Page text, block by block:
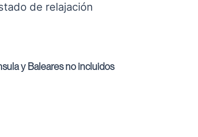
de relajación
y Baleares no incluidos